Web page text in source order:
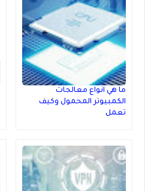
ما هي انواع معالجات
الكمبيوتر المحمول وكيف
تعمل